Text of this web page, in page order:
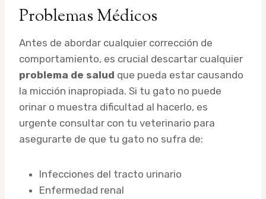
Problemas Médicos
Antes de abordar cualquier corrección de
comportamiento, es crucial descartar cualquier
problema de salud que pueda estar causando
la micción inapropiada. Si tu gato no puede
orinar o muestra dificultad al hacerlo, es
urgente consultar con tu veterinario para
asegurarte de que tu gato no sufra de:
Infecciones del tracto urinario
Enfermedad renal